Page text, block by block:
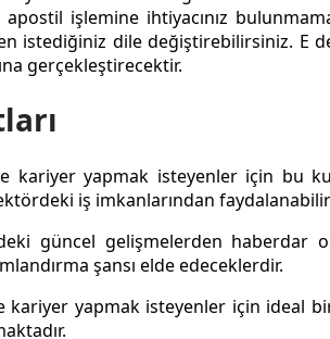
işlemine ihtiyacınız
istediğiniz dile değiştirebilirsiniz. E
gerçekleştirecektir.
kariyer yapmak isteyenler için bu
iş imkanlarından
güncel gelişmelerden haberdar
şansı elde edeceklerdir.
kariyer yapmak isteyenler için ideal